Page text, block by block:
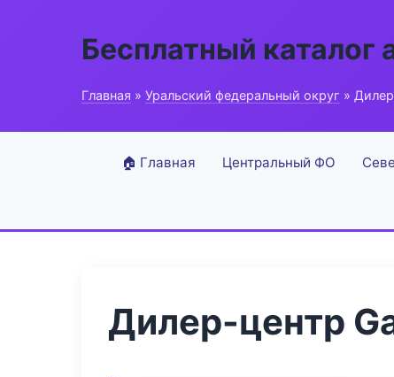
Бесплатный
Главная » Уральский федеральный округ »
🏠 Главная Центральный ФО
Дилер-центр